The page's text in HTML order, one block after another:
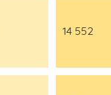
14 552